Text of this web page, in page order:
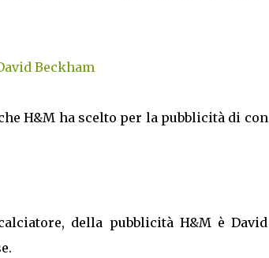
Beckham
H&M ha scelto per la pubblicità di con
della pubblicità H&M è David